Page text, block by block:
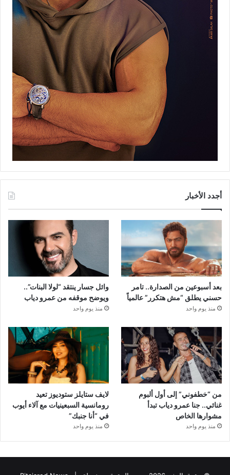
أجدد الأخبار
بعد أسبوعين من الصدارة.. تامر
حسني يطلق “مش هتكرر” عالمياً
منذ يوم واحد
وائل جسار ينتقد “لولا البنات”..
ويوضح موقفه من عمرو دياب
منذ يوم واحد
من “خطفوني” إلى أول ألبوم
غنائي.. جنا عمرو دياب تبدأ
مشوارها الخاص
منذ يوم واحد
لايف ستايلز ستوديوز تعيد
رومانسية السبعينيات مع آلاء أيوب
في “أنا جنبك”
منذ يوم واحد